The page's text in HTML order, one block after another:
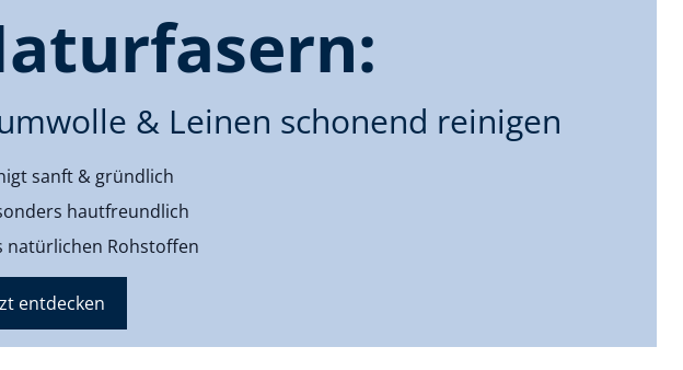
& Leinen schonend reinigen
sanft & gründlich
hautfreundlich
natürlichen Rohstoffen
entdecken